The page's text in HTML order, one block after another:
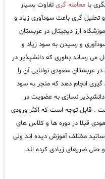
با معامله گری تفاوت بسیار
تحلیل گری باعث سودآوری زیاد و
ارز دیجیتال در عربستان
و رسیدن به سود زیاد و
می رساند بطوری که دانشپذیر در
عربستان سعودی توانایی آن را
گیری انجام دهد که منجر به سود
نسازی به عضویت در
. قابل توجه است که اکثر ورودی
قبلا در دوره ها و کلاس های
مختلف آموزش دیده اند ولی
حتی ضررهای زیادی کرده اند.